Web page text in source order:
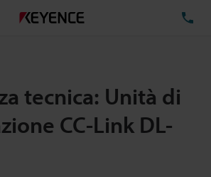
tecnica: Unità di
CC-Link DL-